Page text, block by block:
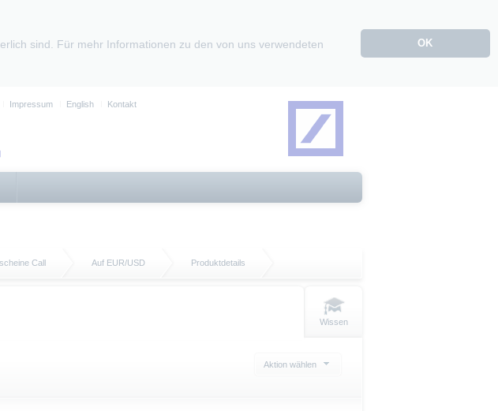
sind. Für mehr Informationen zu den von uns verwendeten
OK
Impressum English Kontakt
Call Auf EUR/USD Produktdetails
Wissen
Aktion wählen